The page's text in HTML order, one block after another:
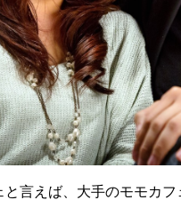
言えば、大手のモモカフ